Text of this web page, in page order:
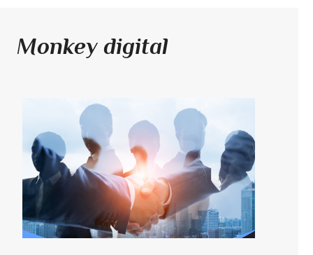
Monkey digital